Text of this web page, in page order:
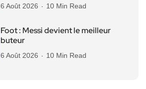
6 Août 2026 10 Min Read
Foot : Messi devient le meilleur
buteur
6 Août 2026 10 Min Read